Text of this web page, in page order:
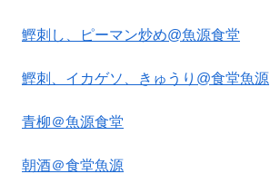
鰹刺し、ピーマン炒め@魚源食堂
鰹刺、イカゲソ、きゅうり@食堂魚源
青柳＠魚源食堂
朝酒＠食堂魚源